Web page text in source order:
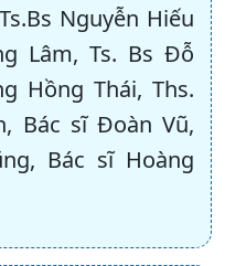
Nguyễn Hiếu
Lâm, Ts. Bs Đỗ
Hồng Thái, Ths.
Bác sĩ Đoàn Vũ,
Bác sĩ Hoàng